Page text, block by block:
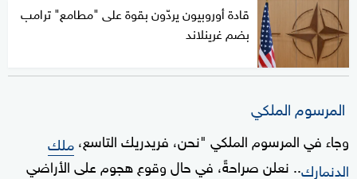
قادة أوروبيون يردّون بقوة على "مطامع" ترامب
بضم غرينلاند
المرسوم الملكي
وجاء في المرسوم الملكي "نحن، فريدريك التاسع،ملك
الدنمارك.. نعلن صراحةً، في حال وقوع هجوم على الأراضي